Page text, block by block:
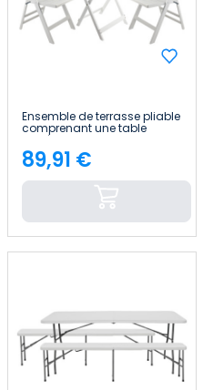
Ensemble de terrasse pliable
comprenant une table
carrée et deux chaises «
Biano » en bambou 7house
Price
89,91 €